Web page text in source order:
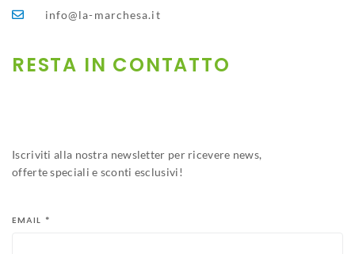
info@la-marchesa.it
RESTA IN CONTATTO​
Iscriviti alla nostra newsletter per ricevere news,
offerte speciali e sconti esclusivi!
EMAIL *